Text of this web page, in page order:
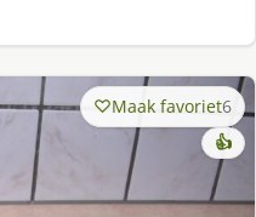
Maak favoriet6
👍